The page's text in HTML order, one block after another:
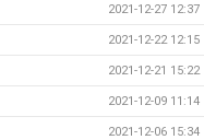
2021-12-27 12:37
2021-12-22 12:15
2021-12-21 15:22
2021-12-09 11:14
2021-12-06 15:34